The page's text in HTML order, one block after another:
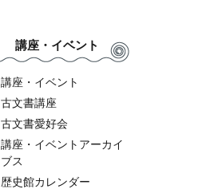
講座・イベント
講座・イベント
古文書講座
古文書愛好会
講座・イベントアーカイ
ブス
歴史館カレンダー